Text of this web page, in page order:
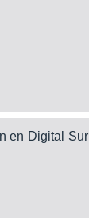
en Digital Sur